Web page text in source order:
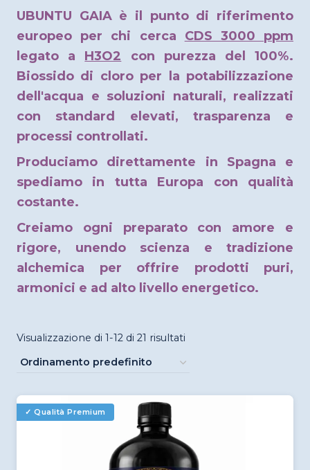
UBUNTU GAIA è il punto di riferimento
europeo per chi cerca CDS 3000 ppm
legato a H3O2 con purezza del 100%.
Biossido di cloro per la potabilizzazione
dell'acqua e soluzioni naturali, realizzati
con standard elevati, trasparenza e
processi controllati.
Produciamo direttamente in Spagna e
spediamo in tutta Europa con qualità
costante.
Creiamo ogni preparato con amore e
rigore, unendo scienza e tradizione
alchemica per offrire prodotti puri,
armonici e ad alto livello energetico.
Visualizzazione di 1-12 di 21 risultati